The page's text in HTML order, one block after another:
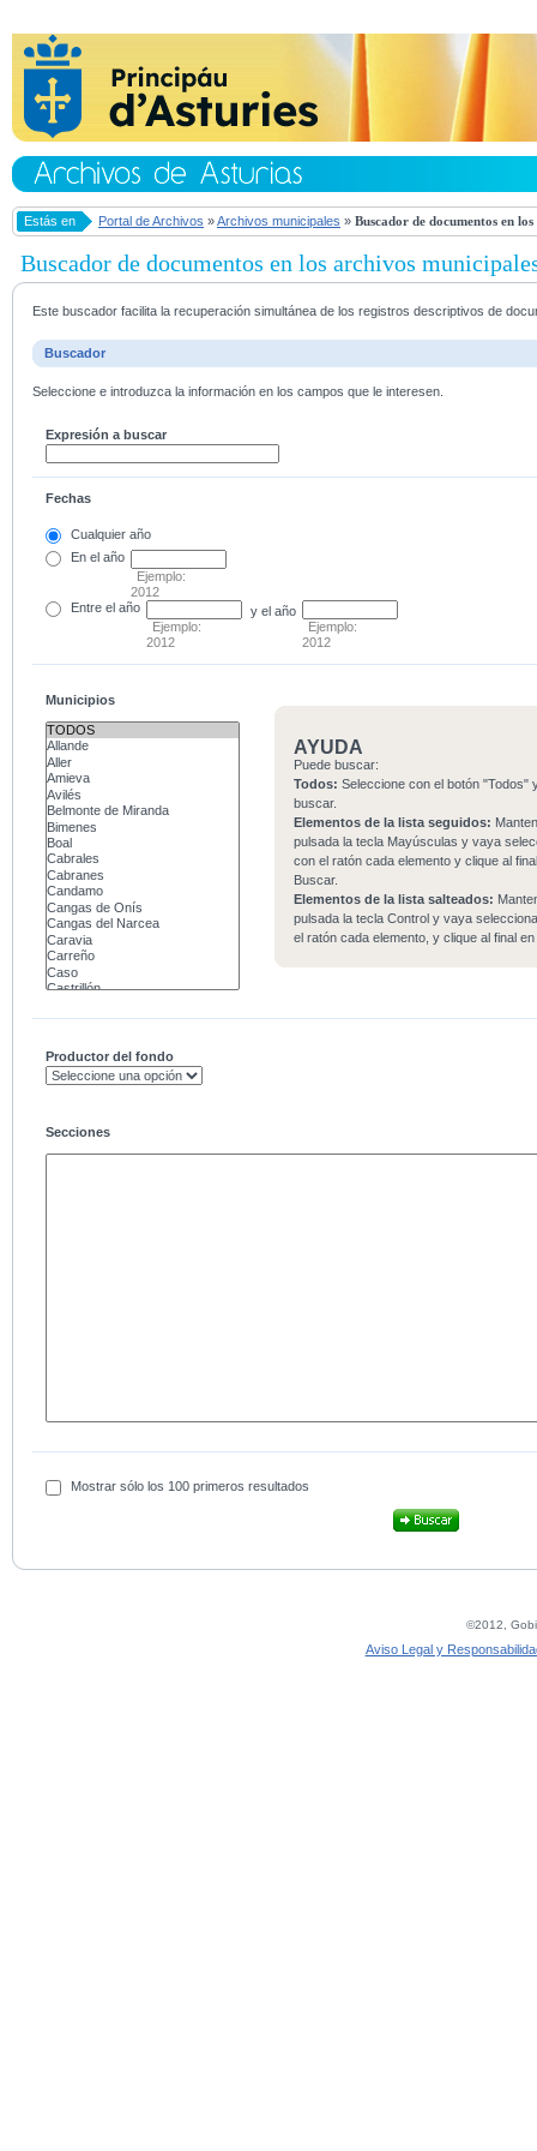
Estás en Portal de Archivos »Archivos municipales » Buscador de documentos en
Buscador de documentos en los archivos
Este buscador facilita la recuperación simultánea de los registros descriptivos de
Buscador
Seleccione e introduzca la información en los campos que le interesen.
Expresión a buscar
Fechas
Cualquier año
En el año
Ejemplo:
2012
Entre el año
Ejemplo:
2012
y el año
Ejemplo:
2012
Municipios
AYUDA
Puede buscar:
Todos: Seleccione con el botón "Todos"
buscar.
Elementos de la lista seguidos:
pulsada la tecla Mayúsculas y vaya
con el ratón cada elemento y clique al
Buscar.
Elementos de la lista salteados:
pulsada la tecla Control y vaya
el ratón cada elemento, y clique al final
Productor del fondo
Secciones
Mostrar sólo los 100 primeros resultados
©2012,
Aviso Legal y